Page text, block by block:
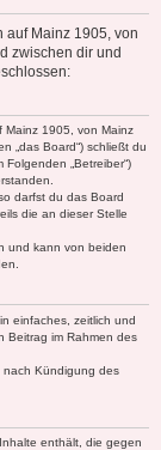
auf Mainz 1905, von
zwischen dir und
Mainz 1905, von Mainz
„das Board“) schließt du
„Betreiber“)
darfst du das Board
die an dieser Stelle
und kann von beiden
einfaches, zeitlich und
Beitrag im Rahmen des
nach Kündigung des
enthält, die gegen